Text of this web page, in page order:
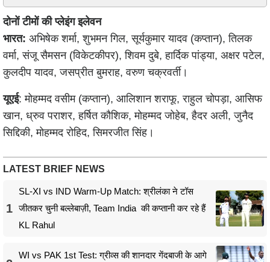
दोनों टीमों की प्लेइंग इलेवन
भारत: अभिषेक शर्मा, शुभमन गिल, सूर्यकुमार यादव (कप्तान), तिलक
वर्मा, संजू सैमसन (विकेटकीपर), शिवम दुबे, हार्दिक पांड्या, अक्षर पटेल,
कुलदीप यादव, जसप्रीत बुमराह, वरुण चक्रवर्ती।
यूएई: मोहम्मद वसीम (कप्तान), आलिशान शराफू, राहुल चोपड़ा, आसिफ
खान, ध्रुव पराशर, हर्षित कौशिक, मोहम्मद जोहेब, हैदर अली, जुनैद
सिद्दिकी, मोहम्मद रोहिद, सिमरजीत सिंह।
LATEST BRIEF NEWS
1
SL-XI vs IND Warm-Up Match: श्रीलंका ने टॉस
जीतकर चुनी बल्लेबाज़ी, Team India की कप्तानी कर रहे हैं
KL Rahul
WI vs PAK 1st Test: ग्रीव्स की शानदार गेंदबाजी के आगे